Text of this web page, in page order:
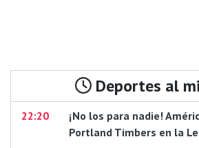
Deportes al
22:20
¡No los para nadie!
Portland Timbers en la